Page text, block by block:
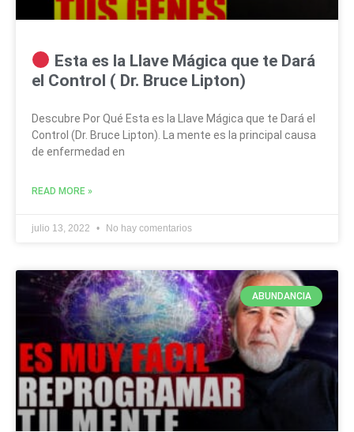
Esta es la Llave Mágica que te Dará
el Control ( Dr. Bruce Lipton)
Descubre Por Qué Esta es la Llave Mágica que te Dará el
Control (Dr. Bruce Lipton). La mente es la principal causa
de enfermedad en
READ MORE »
julio 13, 2022 No hay comentarios
ABUNDANCIA